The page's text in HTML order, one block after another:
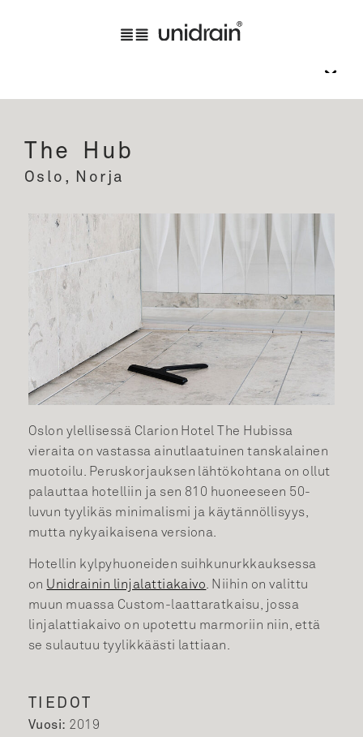
The Hub
Oslo, Norja
Oslon ylellisessä Clarion Hotel The Hubissa
vieraita on vastassa ainutlaatuinen tanskalainen
muotoilu. Peruskorjauksen lähtökohtana on ollut
palauttaa hotelliin ja sen 810 huoneeseen 50-
luvun tyylikäs minimalismi ja käytännöllisyys,
mutta nykyaikaisena versiona.
Hotellin kylpyhuoneiden suihkunurkkauksessa
on Unidrainin linjalattiakaivo. Niihin on valittu
muun muassa Custom-laattaratkaisu, jossa
linjalattiakaivo on upotettu marmoriin niin, että
se sulautuu tyylikkäästi lattiaan.
TIEDOT
Vuosi: 2019